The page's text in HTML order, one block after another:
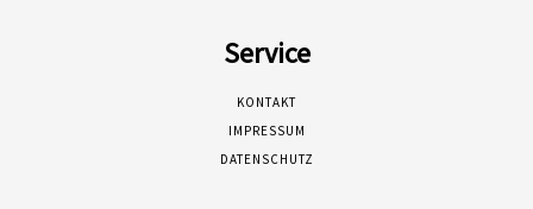
Service
KONTAKT
IMPRESSUM
DATENSCHUTZ